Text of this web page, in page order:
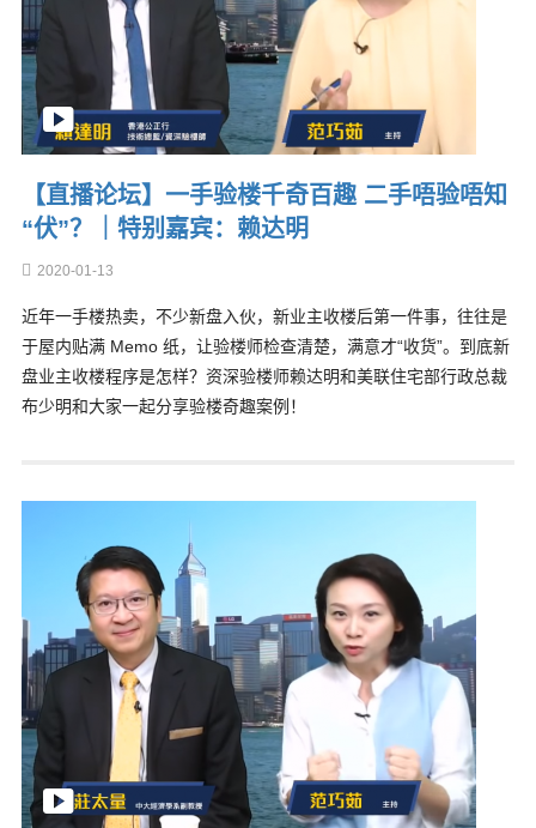
【直播论坛】一手验楼千奇百趣 二手唔验唔知
“伏”？｜特别嘉宾：赖达明
2020-01-13
近年一手楼热卖，不少新盘入伙，新业主收楼后第一件事，往往是
于屋内贴满 Memo 纸，让验楼师检查清楚，满意才“收货”。到底新
盘业主收楼程序是怎样？资深验楼师赖达明和美联住宅部行政总裁
布少明和大家一起分享验楼奇趣案例！